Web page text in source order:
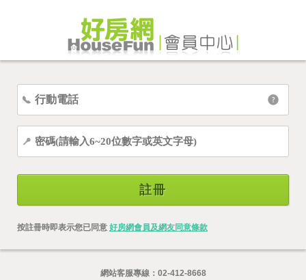
註冊
按註冊時即表示您已同意 好房網會員及網友同意條款
網站客服專線： 02-412-8668